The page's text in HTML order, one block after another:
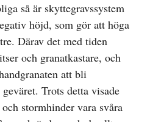
så är skyttegravssystem
höjd, som gör att höga
Därav det med tiden
och granatkastare, och
att bli
Trots detta visade
stormhinder vara svåra